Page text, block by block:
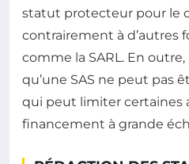
statut protecteur pour le
contrairement à d’autres
comme la SARL. En
qu’une SAS ne peut pas
qui peut limiter certaines
financement à grande